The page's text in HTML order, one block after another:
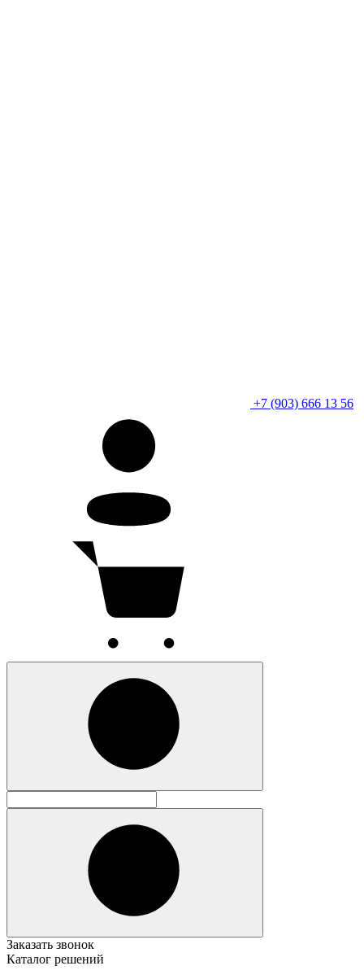
+7 (903) 666 13 56
Заказать звонок
Каталог решений